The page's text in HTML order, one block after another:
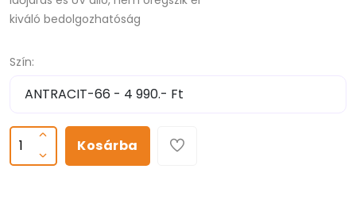
kiváló bedolgozhatóság
Szín:
Kosárba